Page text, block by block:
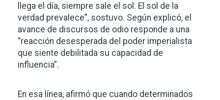
llega el día, siempre sale el sol. El sol de la
verdad prevalece”, sostuvo. Según explicó, el
avance de discursos de odio responde a una
“reacción desesperada del poder imperialista
que siente debilitada su capacidad de
influencia”.
En esa línea, afirmó que cuando determinados